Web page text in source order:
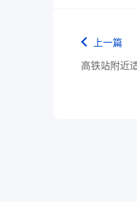
上一篇
高铁站附近